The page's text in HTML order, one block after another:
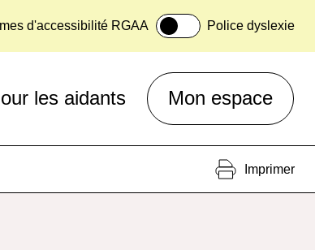
d'accessibilité RGAA Police dyslexie
les aidants Mon espace
Imprimer